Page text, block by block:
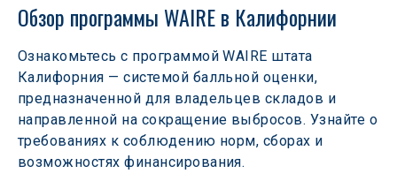
Обзор программы WAIRE в Калифорнии
Ознакомьтесь с программой WAIRE штата
Калифорния — системой балльной оценки,
предназначенной для владельцев складов и
направленной на сокращение выбросов. Узнайте о
требованиях к соблюдению норм, сборах и
возможностях финансирования.